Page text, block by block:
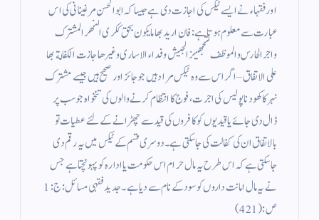
اور فقہاء نے ایسے ٹیکس کی اجازت دی ہے جیسا کہ ابوالحسن مرغینانی کی اس
عبارت سے معلوم ہوتا ہے : فان اريد بها ما يكون بحق ككرى النهر المشترك
واجر الحارس والموظف لتجهيز الجيش وفداء الاسارى وغيرها جازت الكفالة بها
على الاتفاق – اگر اس سے وہ ٹیکس مراد ہیں جو جائز اور صحیح ہیں جیسے مشترک
نہر کا کھودنا پولیس کی اجرت ، فوج کا انتظام کرنے والوں کی تنخواہ جو سب پر
ڈال دی جائے یا قیدیوں کو کافروں کی قید سے چھڑانے کے لئے عطیات تو
بالاتفاق ان کی کفالت کی جا سکتی ہے ۔ دوسری قسم کے ٹیکس میں یہ رقم دی
جاسکتی ہے کہ اس طرح یہ مال حرام اس حکومت یا ادارہ کو پہونچتا ہے جس
نے یہ مال امانت داروں کو سود کے نام سے دیا ہے ۔ جدید فقہی مسائل : ج : 1
ص: (421 )